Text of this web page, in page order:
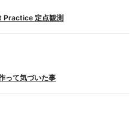
定点観測
って気づいた事